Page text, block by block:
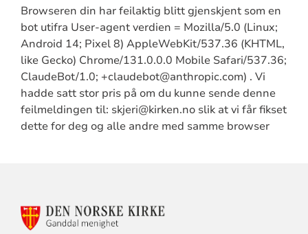
Browseren din har feilaktig blitt gjenskjent som en
bot utifra User-agent verdien = Mozilla/5.0 (Linux;
Android 14; Pixel 8) AppleWebKit/537.36 (KHTML,
like Gecko) Chrome/131.0.0.0 Mobile Safari/537.36;
ClaudeBot/1.0; +claudebot@anthropic.com) . Vi
hadde satt stor pris på om du kunne sende denne
feilmeldingen til: skjeri@kirken.no slik at vi får fikset
dette for deg og alle andre med samme browser